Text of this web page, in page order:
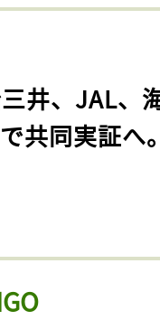
井、JAL、
共同実証へ